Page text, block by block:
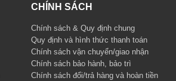
CHÍNH SÁCH
Chính sách & Quy định chung
Quy định và hình thức thanh toán
Chính sách vận chuyển/giao nhận
Chính sách bảo hành, bảo trì
Chính sách đổi/trả hàng và hoàn tiền